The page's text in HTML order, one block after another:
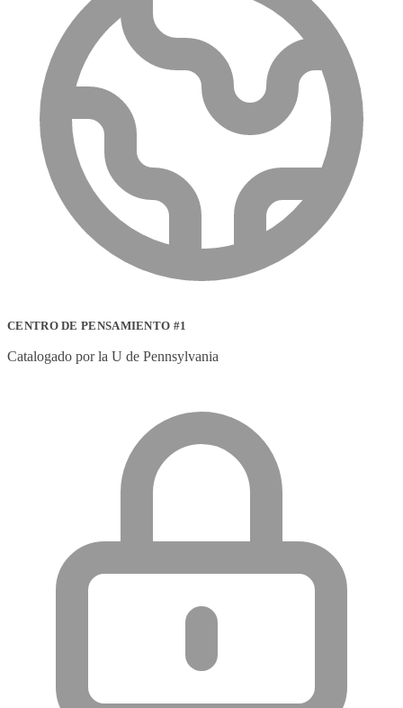
CENTRO DE PENSAMIENTO #1
Catalogado por la U de Pennsylvania